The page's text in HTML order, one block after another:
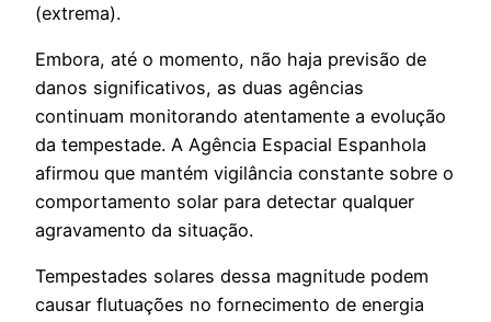
(extrema).
Embora, até o momento, não haja previsão de
danos significativos, as duas agências
continuam monitorando atentamente a evolução
da tempestade. A Agência Espacial Espanhola
afirmou que mantém vigilância constante sobre o
comportamento solar para detectar qualquer
agravamento da situação.
Tempestades solares dessa magnitude podem
causar flutuações no fornecimento de energia